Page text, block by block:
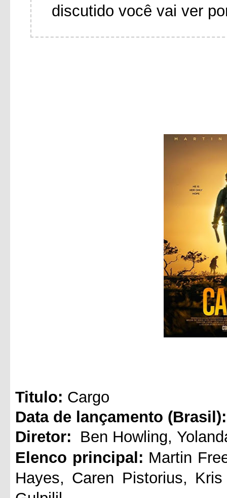
discutido você vai ver
Titulo: Cargo
Data de lançamento (Brasil):
Diretor: Ben Howling,
Elenco principal: Martin
Hayes, Caren Pistorius,